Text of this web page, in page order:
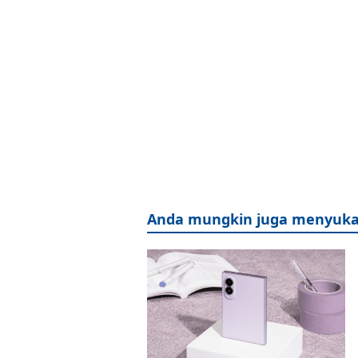
Anda mungkin juga